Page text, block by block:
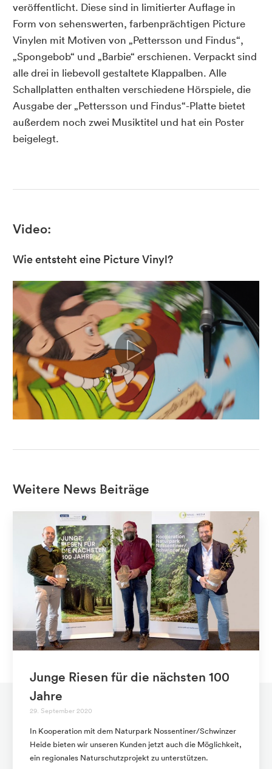
veröffentlicht. Diese sind in limitierter Auflage in
Form von sehenswerten, farbenprächtigen Picture
Vinylen mit Motiven von „Pettersson und Findus“,
„Spongebob“ und „Barbie“ erschienen. Verpackt sind
alle drei in liebevoll gestaltete Klappalben. Alle
Schallplatten enthalten verschiedene Hörspiele, die
Ausgabe der „Pettersson und Findus“-Platte bietet
außerdem noch zwei Musiktitel und hat ein Poster
beigelegt.
Video:
Wie entsteht eine Picture Vinyl?
Weitere News Beiträge
Junge Riesen für die nächsten 100
Jahre
29. September 2020
In Kooperation mit dem Naturpark Nossentiner/Schwinzer
Heide bieten wir unseren Kunden jetzt auch die Möglichkeit,
ein regionales Naturschutzprojekt zu unterstützen.